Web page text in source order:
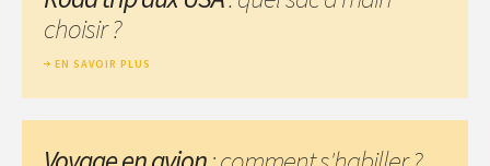
choisir ?
EN SAVOIR PLUS